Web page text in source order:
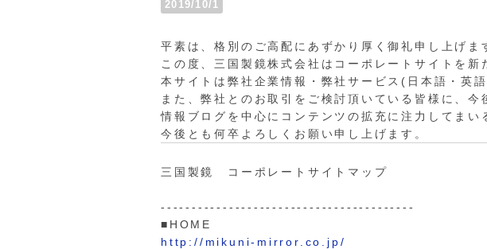
2019/10/1
平素は、格別のご高配にあずかり厚く御礼申し上げま
この度、三国製鏡株式会社はコーポレートサイトを新
本サイトは弊社企業情報・弊社サービス(日本語・英
また、弊社とのお取引をご検討頂いている皆様に、
情報ブログを中心にコンテンツの拡充に注力してまい
今後とも何卒よろしくお願い申し上げます。
三国製鏡 コーポレートサイトマップ
-----------------------------------------
■HOME
http://mikuni-mirror.co.jp/